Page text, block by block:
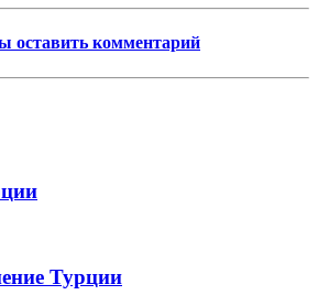
оставить комментарий
Турции